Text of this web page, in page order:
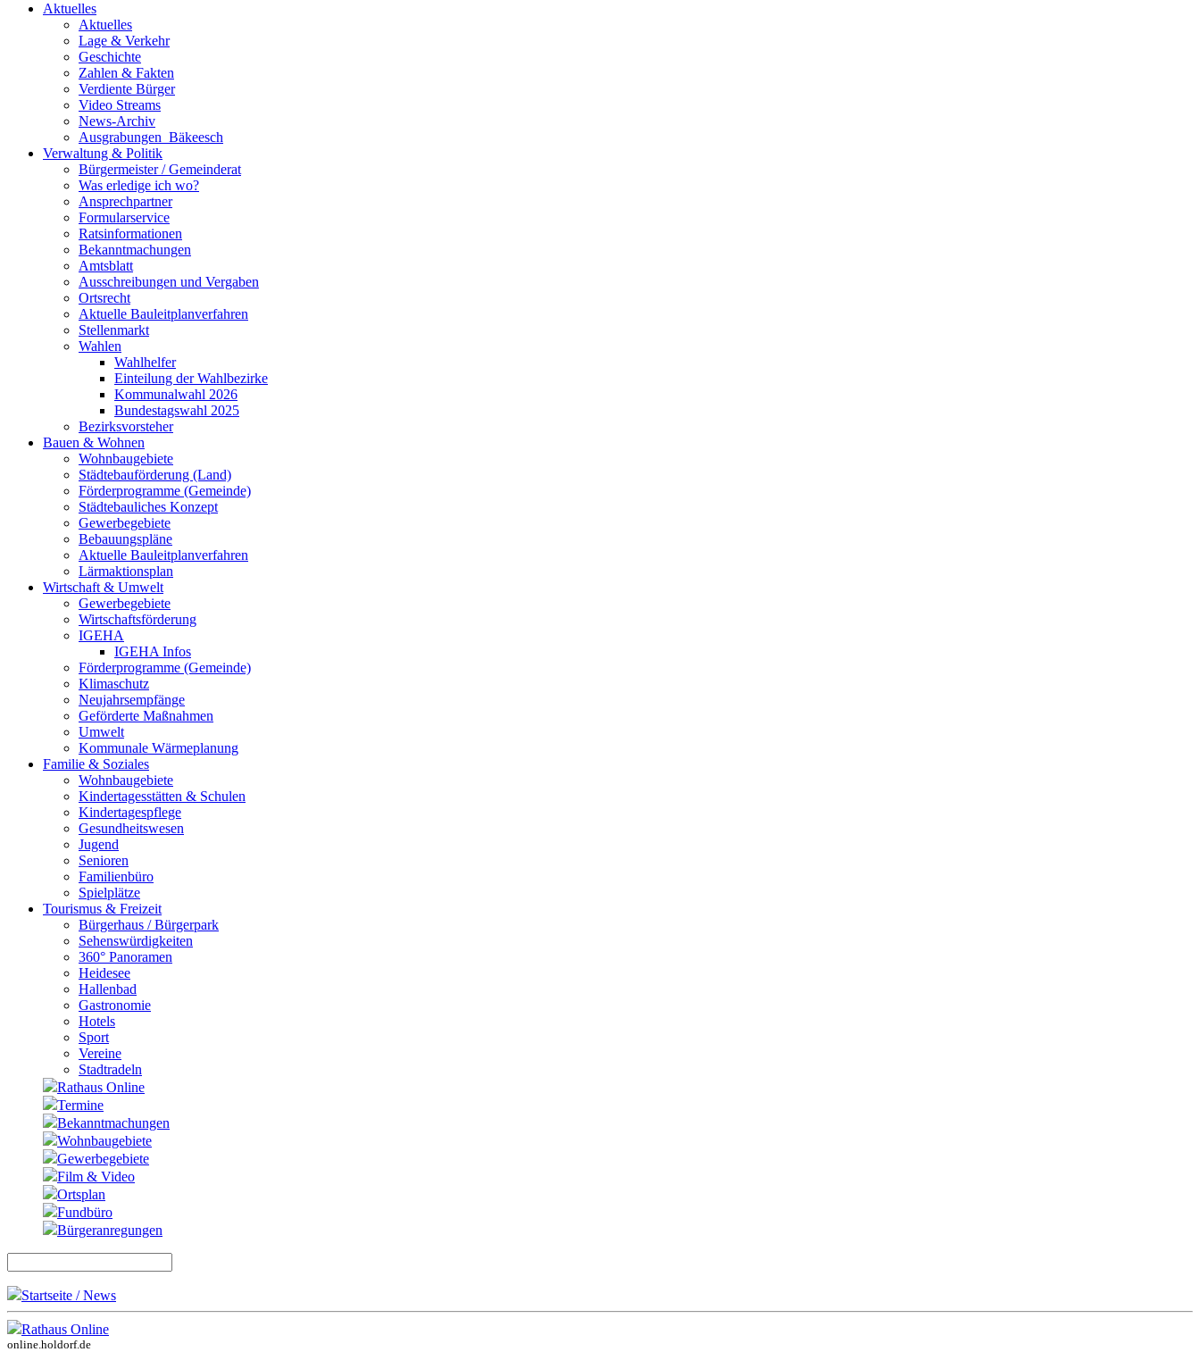
Aktuelles
Aktuelles
Lage & Verkehr
Geschichte
Zahlen & Fakten
Verdiente Bürger
Video Streams
News-Archiv
Ausgrabungen_Bäkeesch
Verwaltung & Politik
Bürgermeister / Gemeinderat
Was erledige ich wo?
Ansprechpartner
Formularservice
Ratsinformationen
Bekanntmachungen
Amtsblatt
Ausschreibungen und Vergaben
Ortsrecht
Aktuelle Bauleitplanverfahren
Stellenmarkt
Wahlen
Wahlhelfer
Einteilung der Wahlbezirke
Kommunalwahl 2026
Bundestagswahl 2025
Bezirksvorsteher
Bauen & Wohnen
Wohnbaugebiete
Städtebauförderung (Land)
Förderprogramme (Gemeinde)
Städtebauliches Konzept
Gewerbegebiete
Bebauungspläne
Aktuelle Bauleitplanverfahren
Lärmaktionsplan
Wirtschaft & Umwelt
Gewerbegebiete
Wirtschaftsförderung
IGEHA
IGEHA Infos
Förderprogramme (Gemeinde)
Klimaschutz
Neujahrsempfänge
Geförderte Maßnahmen
Umwelt
Kommunale Wärmeplanung
Familie & Soziales
Wohnbaugebiete
Kindertagesstätten & Schulen
Kindertagespflege
Gesundheitswesen
Jugend
Senioren
Familienbüro
Spielplätze
Tourismus & Freizeit
Bürgerhaus / Bürgerpark
Sehenswürdigkeiten
360° Panoramen
Heidesee
Hallenbad
Gastronomie
Hotels
Sport
Vereine
Stadtradeln
Rathaus Online
Termine
Bekanntmachungen
Wohnbaugebiete
Gewerbegebiete
Film & Video
Ortsplan
Fundbüro
Bürgeranregungen
Startseite / News
Rathaus Online
online.holdorf.de